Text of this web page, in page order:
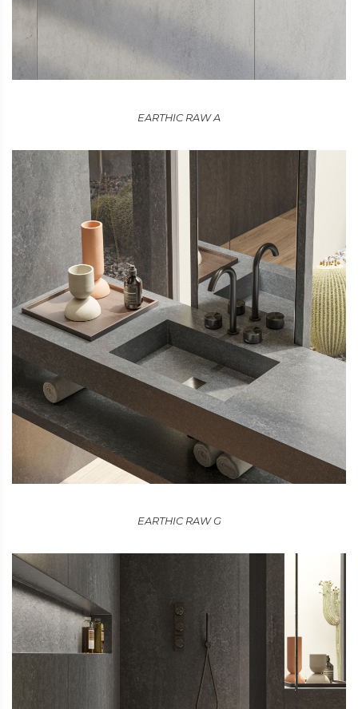
EARTHIC RAW A
EARTHIC RAW G